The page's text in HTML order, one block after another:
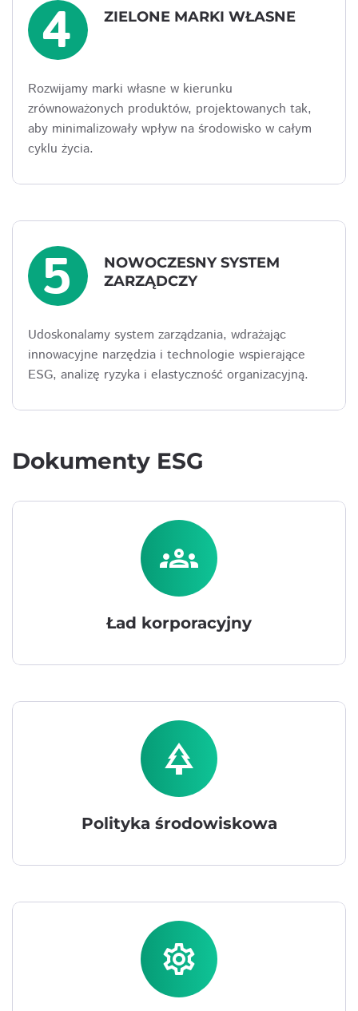
4 ZIELONE MARKI WŁASNE
Rozwijamy marki własne w kierunku
zrównoważonych produktów, projektowanych tak,
aby minimalizowały wpływ na środowisko w całym
cyklu życia.
5
NOWOCZESNY SYSTEM
ZARZĄDCZY
Udoskonalamy system zarządzania, wdrażając
innowacyjne narzędzia i technologie wspierające
ESG, analizę ryzyka i elastyczność organizacyjną.
Dokumenty ESG
groups
Ład korporacyjny
park
Polityka środowiskowa
settings